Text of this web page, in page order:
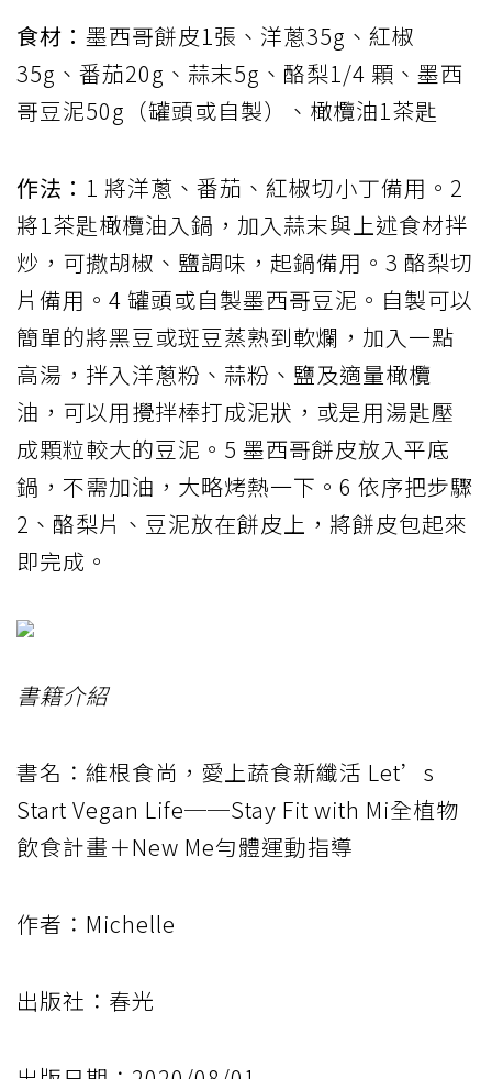
食材： 墨西哥餅皮1張、洋蔥35g、紅椒
35g、番茄20g、蒜末5g、酪梨1/4 顆、墨西
哥豆泥50g（罐頭或自製）、橄欖油1茶匙
作法： 1 將洋蔥、番茄、紅椒切小丁備用。2
將1茶匙橄欖油入鍋，加入蒜末與上述食材拌
炒，可撒胡椒、鹽調味，起鍋備用。3 酪梨切
片備用。4 罐頭或自製墨西哥豆泥。自製可以
簡單的將黑豆或斑豆蒸熟到軟爛，加入一點
高湯，拌入洋蔥粉、蒜粉、鹽及適量橄欖
油，可以用攪拌棒打成泥狀，或是用湯匙壓
成顆粒較大的豆泥。5 墨西哥餅皮放入平底
鍋，不需加油，大略烤熱一下。6 依序把步驟
2、酪梨片、豆泥放在餅皮上，將餅皮包起來
即完成。
書籍介紹
書名：維根食尚，愛上蔬食新纖活 Let’s
Start Vegan Life──Stay Fit with Mi全植物
飲食計畫＋New Me勻體運動指導
作者：Michelle
出版社：春光